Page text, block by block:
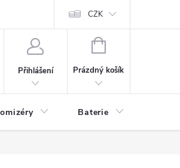
CZK
Přihlášení
NÁKUPNÍ
Prázdný košík
Baterie